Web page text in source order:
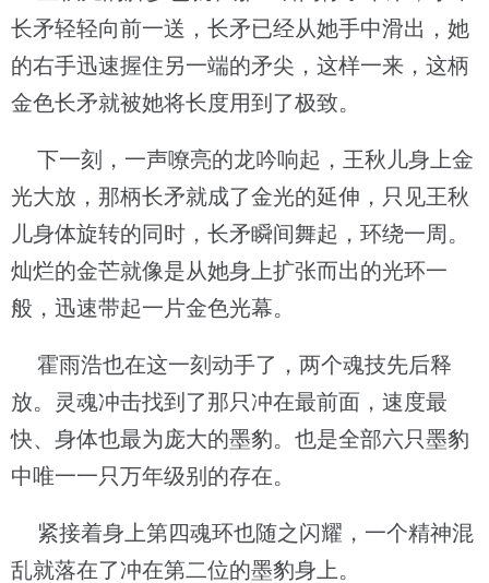
长矛轻轻向前一送，长矛已经从她手中滑出，她
的右手迅速握住另一端的矛尖，这样一来，这柄
金色长矛就被她将长度用到了极致。
下一刻，一声嘹亮的龙吟响起，王秋儿身上金
光大放，那柄长矛就成了金光的延伸，只见王秋
儿身体旋转的同时，长矛瞬间舞起，环绕一周。
灿烂的金芒就像是从她身上扩张而出的光环一
般，迅速带起一片金色光幕。
霍雨浩也在这一刻动手了，两个魂技先后释
放。灵魂冲击找到了那只冲在最前面，速度最
快、身体也最为庞大的墨豹。也是全部六只墨豹
中唯一一只万年级别的存在。
紧接着身上第四魂环也随之闪耀，一个精神混
乱就落在了冲在第二位的墨豹身上。